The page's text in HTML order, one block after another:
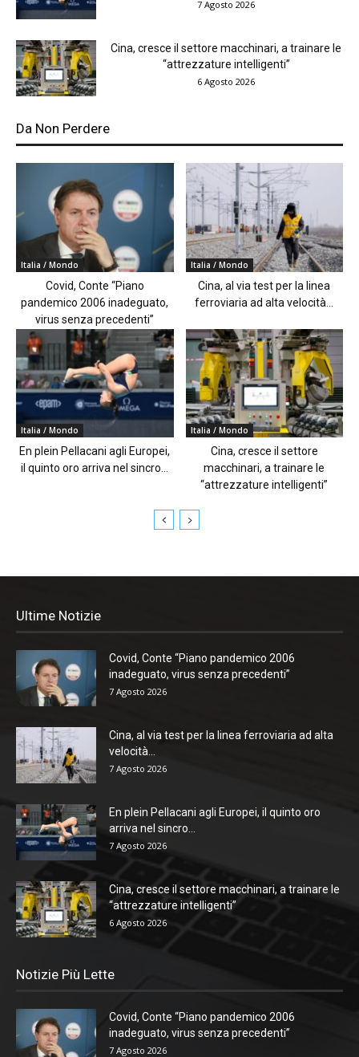
7 Agosto 2026
Cina, cresce il settore macchinari, a trainare le
“attrezzature intelligenti”
6 Agosto 2026
Da Non Perdere
Italia / Mondo
Covid, Conte “Piano
pandemico 2006 inadeguato,
virus senza precedenti”
Italia / Mondo
Cina, al via test per la linea
ferroviaria ad alta velocità...
Italia / Mondo
En plein Pellacani agli Europei,
il quinto oro arriva nel sincro...
Italia / Mondo
Cina, cresce il settore
macchinari, a trainare le
“attrezzature intelligenti”
Ultime Notizie
Covid, Conte “Piano pandemico 2006
inadeguato, virus senza precedenti”
7 Agosto 2026
Cina, al via test per la linea ferroviaria ad alta
velocità...
7 Agosto 2026
En plein Pellacani agli Europei, il quinto oro
arriva nel sincro...
7 Agosto 2026
Cina, cresce il settore macchinari, a trainare le
“attrezzature intelligenti”
6 Agosto 2026
Notizie Più Lette
Covid, Conte “Piano pandemico 2006
inadeguato, virus senza precedenti”
7 Agosto 2026